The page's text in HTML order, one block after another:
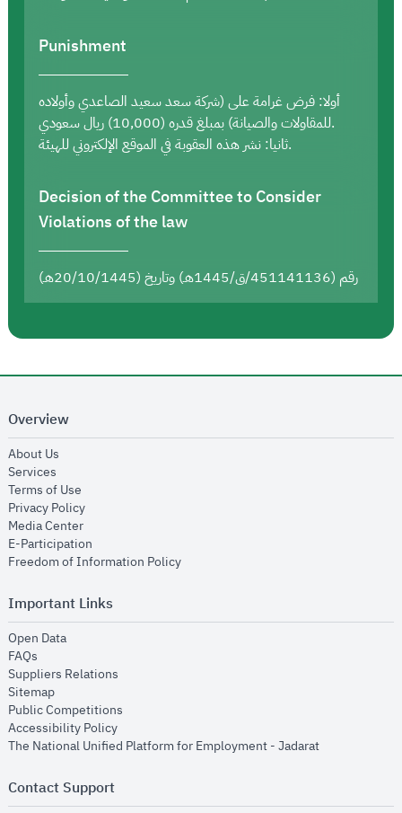
Punishment
أولا: فرض غرامة على (شركة سعد سعيد الصاعدي وأولاده
للمقاولات والصيانة) بمبلغ قدره (10,000) ريال سعودي.
ثانيا: نشر هذه العقوبة في الموقع الإلكتروني للهيئة.
Decision of the Committee to Consider
Violations of the law
رقم (451141136/ق/1445هـ) وتاريخ (20/10/1445هـ)
Overview
About Us
Services
Terms of Use
Privacy Policyopens in new window
Media Centeropens in new window
E-Participation
Freedom of Information Policyopens in new window
Important Links
Open Dataopens in new window
FAQs
Suppliers Relations
Sitemapopens in new window
Public Competitions
Accessibility Policyopens in new window
The National Unified Platform for Employment - Jadaratopens in new
Contact Support